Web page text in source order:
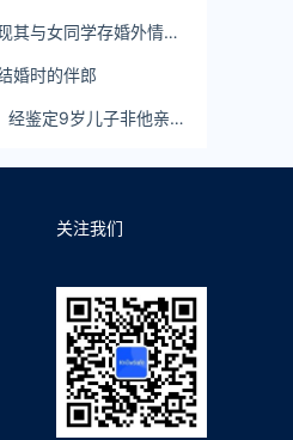
其与女同学存婚外情，
婚时的伴郎
经鉴定9岁儿子非他亲
关注我们